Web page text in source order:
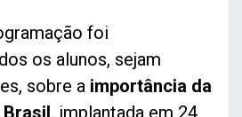
foi
os alunos, sejam
sobre a importância da
Brasil, implantada em 24